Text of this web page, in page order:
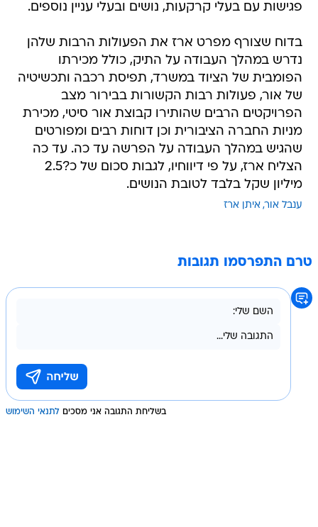
פגישות עם בעלי קרקעות, נושים ובעלי עניין נוספים.
בדוח שצורף מפרט ארז את הפעולות הרבות שלהן
נדרש במהלך העבודה על התיק, כולל מכירתו
הפומבית של הציוד במשרד, תפיסת רכבה ותכשיטיה
של אור, פעולות רבות הקשורות בבירור מצב
הפרויקטים הרבים שהותירו קבוצת אור סיטי, מכירת
מניות החברה הציבורית וכן דוחות רבים ומפורטים
שהגיש במהלך העבודה על הפרשה עד כה. עד כה
הצליח ארז, על פי דיווחיו, לגבות סכום של כ?2.5
מיליון שקל בלבד לטובת הנושים.
ענבל אור איתן ארז
טרם התפרסמו תגובות
בשליחת התגובה אני מסכים לתנאי השימוש